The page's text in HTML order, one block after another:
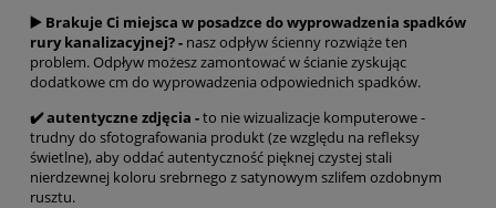
▶️ Brakuje Ci miejsca w posadzce do wyprowadzenia spadków
rury kanalizacyjnej? - nasz odpływ ścienny rozwiąże ten
problem. Odpływ możesz zamontować w ścianie zyskując
dodatkowe cm do wyprowadzenia odpowiednich spadków.
✔️ autentyczne zdjęcia -to nie wizualizacje komputerowe -
trudny do sfotografowania produkt (ze względu na refleksy
świetlne), aby oddać autentyczność pięknej czystej stali
nierdzewnej koloru srebrnego z satynowym szlifem ozdobnym
rusztu.